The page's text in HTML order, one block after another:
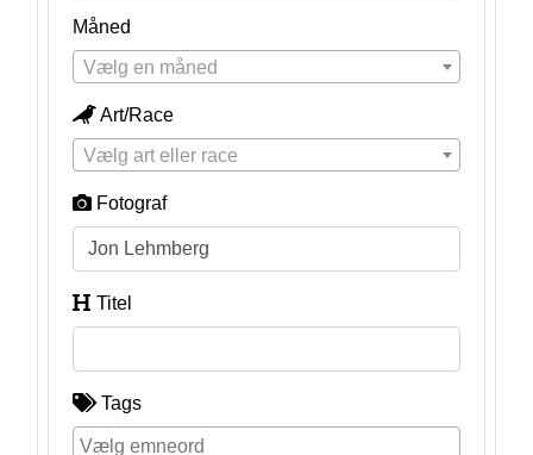
Måned
Vælg en måned
Art/Race
Vælg art eller race
Fotograf
Titel
Tags